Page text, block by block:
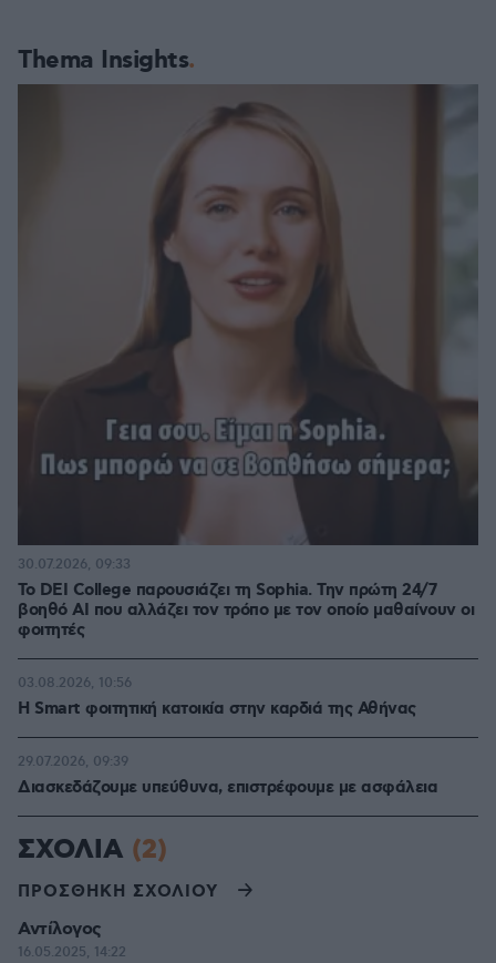
Thema Insights
Το DEI College παρουσιάζει τη Sophia. Την πρώτη 24/7
βοηθό AI που αλλάζει τον τρόπο με τον οποίο μαθαίνουν οι
φοιτητές
30.07.2026, 09:33
Η Smart φοιτητική κατοικία στην καρδιά της Αθήνας
03.08.2026, 10:56
Διασκεδάζουμε υπεύθυνα, επιστρέφουμε με ασφάλεια
29.07.2026, 09:39
ΣΧΟΛΙΑ (2)
ΠΡΟΣΘΗΚΗ ΣΧΟΛΙΟΥ
Αντίλογος
16.05.2025, 14:22